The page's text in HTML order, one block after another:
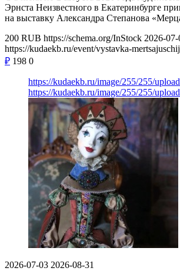
Эрнста Неизвестного в Екатеринбурге
на выставку Александра Степанова
200 RUB https://schema.org/InStock 2026-
https://kudaekb.ru/event/vystavka-
₽ 198 0
https://kudaekb.ru/image/255/255/
https://kudaekb.ru/image/255/255/
2026-07-03 2026-08-31